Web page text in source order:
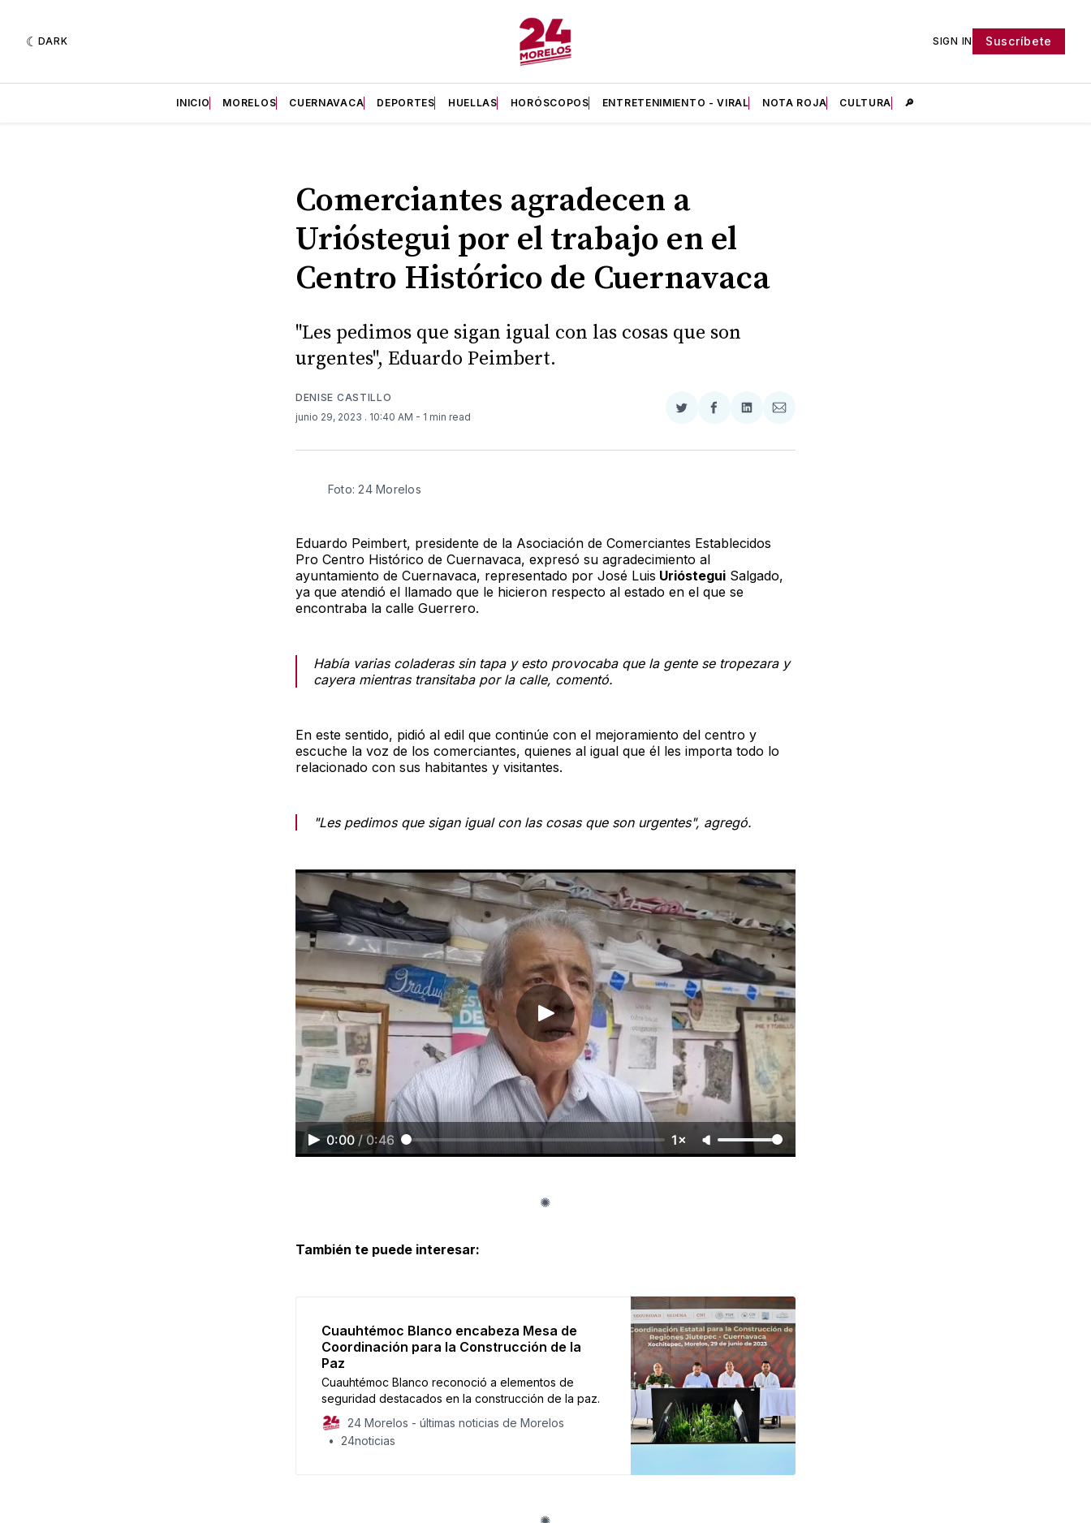
DARK SIGN IN Suscríbete
INICIO MORELOS CUERNAVACA DEPORTES HUELLAS HORÓSCOPOS ENTRETENIMIENTO - VIRAL NOTA ROJA CULTURA 🔎
Comerciantes agradecen a
Urióstegui por el trabajo en el
Centro Histórico de Cuernavaca
"Les pedimos que sigan igual con las cosas que son
urgentes", Eduardo Peimbert.
DENISE CASTILLO
junio 29, 2023 . 10:40 AM - 1 min read
Compartir
Twitter
Compartir
Facebook
Compartir
LinkedIn
Compartir
Email
Foto: 24 Morelos
Eduardo Peimbert, presidente de la Asociación de Comerciantes Establecidos
Pro Centro Histórico de Cuernavaca, expresó su agradecimiento al
ayuntamiento de Cuernavaca, representado por José Luis UriósteguiSalgado,
ya que atendió el llamado que le hicieron respecto al estado en el que se
encontraba la calle Guerrero.
Había varias coladeras sin tapa y esto provocaba que la gente se tropezara y
cayera mientras transitaba por la calle, comentó.
En este sentido, pidió al edil que continúe con el mejoramiento del centro y
escuche la voz de los comerciantes, quienes al igual que él les importa todo lo
relacionado con sus habitantes y visitantes.
"Les pedimos que sigan igual con las cosas que son urgentes", agregó.
0:00 / 0:46 1×
También te puede interesar:
Cuauhtémoc Blanco encabeza Mesa de
Coordinación para la Construcción de la
Paz
Cuauhtémoc Blanco reconoció a elementos de
seguridad destacados en la construcción de la paz.
24 Morelos - últimas noticias de Morelos
24noticias